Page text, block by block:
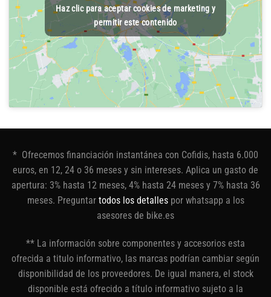
Haz clic para aceptar cookies de marketing y
permitir este contenido
* Ofrecemos financiación instantánea con Cofidis, hasta 6.000
euros, en 12, 24 o 36 meses y sin intereses. Aplica un gasto de
apertura: 3% hasta 12 meses, 4% hasta 24 meses y 7% hasta 36
meses. Preguntar todos los detallespor whatsapp a los
asesores de bike.es
** La información sobre componentes y accesorios esta
ofrecida a titulo informativo, las marcas podrían cambiar según
disponibilidad de los proveedores. De igual manera, el stock
disponible está ofrecido a título informativo sujeto a la